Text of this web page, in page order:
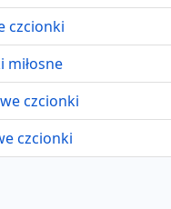
czcionki
miłosne
czcionki
czcionki